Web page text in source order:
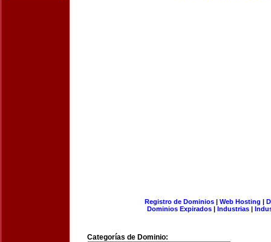
Registro de Dominios| Web Hosting |
Dominios Expirados | Industrias |
Categorías de Dominio: